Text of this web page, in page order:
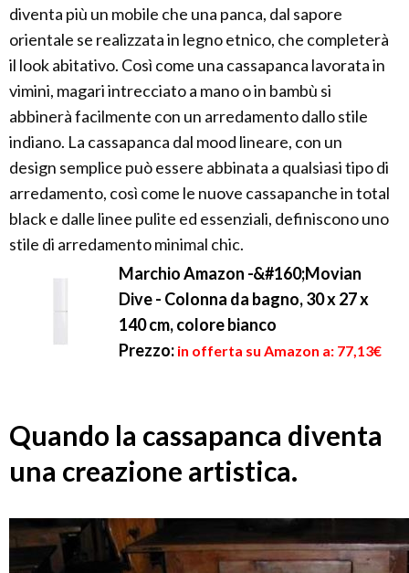
diventa più un mobile che una panca, dal sapore
orientale se realizzata in legno etnico, che completerà
il look abitativo. Così come una cassapanca lavorata in
vimini, magari intrecciato a mano o in bambù si
abbinerà facilmente con un arredamento dallo stile
indiano. La cassapanca dal mood lineare, con un
design semplice può essere abbinata a qualsiasi tipo di
arredamento, così come le nuove cassapanche in total
black e dalle linee pulite ed essenziali, definiscono uno
stile di arredamento minimal chic.
Marchio Amazon -&#160;Movian
Dive - Colonna da bagno, 30 x 27 x
140 cm, colore bianco
Prezzo: in offerta su Amazon a: 77,13€
Quando la cassapanca diventa
una creazione artistica.